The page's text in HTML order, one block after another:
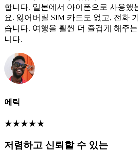
합니다. 일본에서 아이폰으로 사용했
요. 잃어버릴 SIM 카드도 없고, 전화
습니다. 여행을 훨씬 더 즐겁게 해주
니다.
에릭
★★★★★
저렴하고 신뢰할 수 있는